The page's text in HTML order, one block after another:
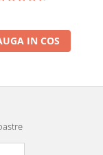
IN COS